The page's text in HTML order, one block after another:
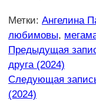
Метки: Ангелина
любимовы,
Еще
статьи
Предыдущая
друга (2024)
Следующая
(2024)